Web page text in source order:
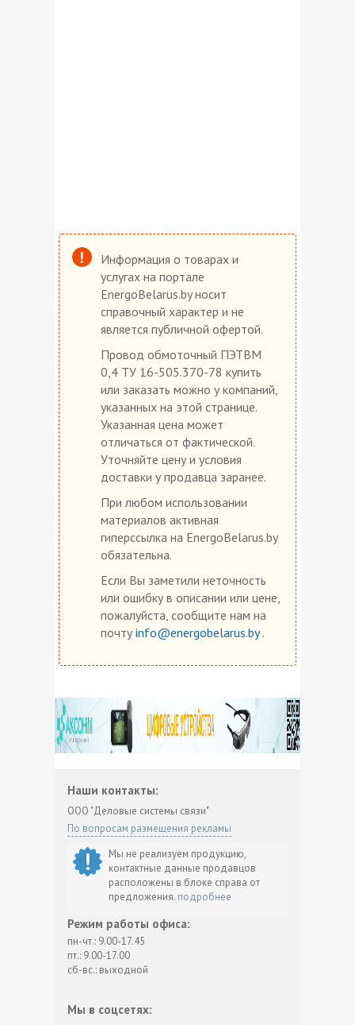
Информация о товарах и
услугах на портале
EnergoBelarus.by носит
справочный характер и не
является публичной офертой.
Провод обмоточный ПЭТВМ
0,4 ТУ 16-505.370-78 купить
или заказать можно у компаний,
указанных на этой странице.
Указанная цена может
отличаться от фактической.
Уточняйте цену и условия
доставки у продавца заранее.
При любом использовании
материалов активная
гиперссылка на EnergoBelarus.by
обязательна.
Если Вы заметили неточность
или ошибку в описании или цене,
пожалуйста, сообщите нам на
почту info@energobelarus.by.
Наши контакты:
ООО "Деловые системы связи"
По вопросам размещения рекламы
Мы не реализуем продукцию,
контактные данные продавцов
расположены в блоке справа от
предложения. подробнее
Режим работы офиса:
пн-чт.: 9.00-17.45
пт.: 9.00-17.00
сб-вс.: выходной
Мы в соцсетях: